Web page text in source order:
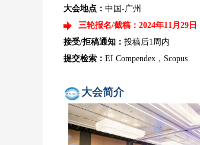
大会地点： 中国-广州
三轮报名/截稿：2024年11月29日
接受/拒稿通知： 投稿后1周内
提交检索： EI Compendex，Scopus
大会简介